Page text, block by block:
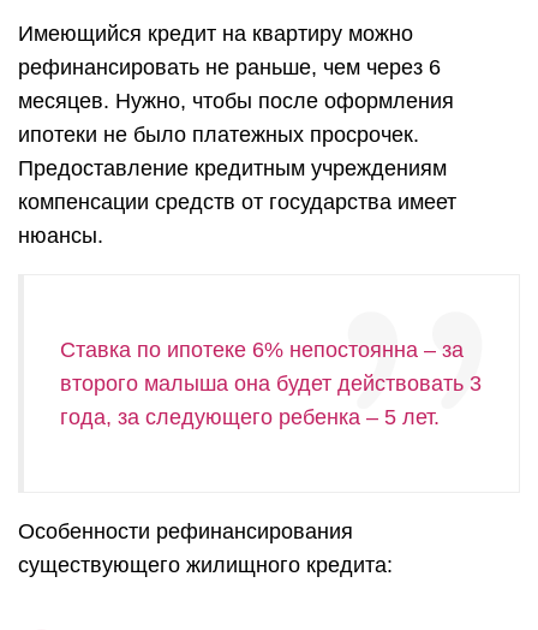
Имеющийся кредит на квартиру можно
рефинансировать не раньше, чем через 6
месяцев. Нужно, чтобы после оформления
ипотеки не было платежных просрочек.
Предоставление кредитным учреждениям
компенсации средств от государства имеет
нюансы.
Ставка по ипотеке 6% непостоянна – за
второго малыша она будет действовать 3
года, за следующего ребенка – 5 лет.
Особенности рефинансирования
существующего жилищного кредита: